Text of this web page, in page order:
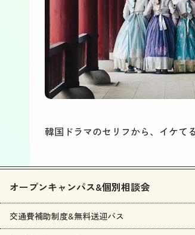
韓国ドラマのセリフから、イケて
オープンキャンパス&個別相談会
交通費補助制度&無料送迎バス